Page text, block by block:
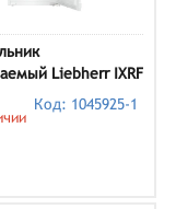
Liebherr IXRF
4100 + IFNe 3503)
Код: 1045925-1